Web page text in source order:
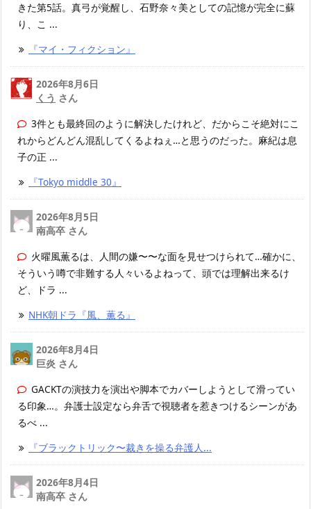
きた第5話。真弓が覚醒し、石野奈々美としての記憶が完全に蘇
り、こ ...
『マイ・フィクション』
2026年8月6日
くう さん
3件とも最終回のように解決したけれど、だからこそ絶対にこ
れからどんどん混乱してくるよねぇ…と思うのだった。麻紀は息
子の正 ...
『Tokyo middle 30』
2026年8月5日
南高卒 さん
火曜風薫るは、人間の嫌〜〜な面を見せつけられて…確かに、
そういう噂で非難する人々いるよねって、頭では理解出来るけ
ど、ドラ ...
NHK朝ドラ『風、薫る』
2026年8月4日
巨炎 さん
GACKTの演技力を演出や脚本でカバーしようとして滑ってい
る印象…。弁護士設定なら弁舌で視聴者を惹きつけるシーンがあ
るべ ...
『ブラックトリック〜裁きを操る弁護人...
2026年8月4日
南高卒 さん